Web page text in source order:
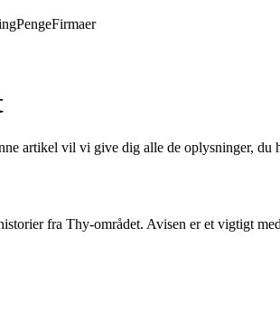
PengeFirmaer
artikel vil vi give dig alle de oplysninger,
fra Thy-området. Avisen er et vigtigt